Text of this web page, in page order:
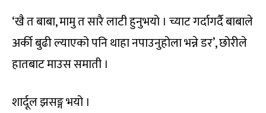
‘खै त बाबा, मामु त सारै लाटी हुनुभयो । च्याट गर्दागर्दै बाबाले
अर्की बुढी ल्याएको पनि थाहा नपाउनुहोला भन्ने डर’, छोरीले
हातबाट माउस समाती ।
शार्दूल झसङ्ग भयो ।